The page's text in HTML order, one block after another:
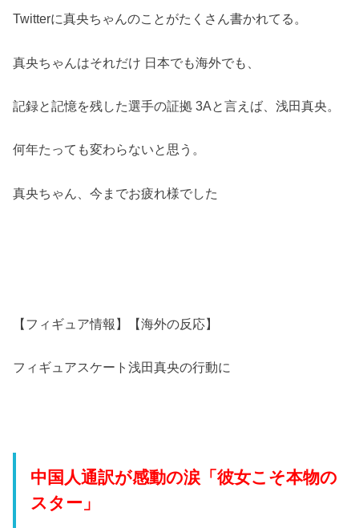
Twitterに真央ちゃんのことがたくさん書かれてる。
真央ちゃんはそれだけ 日本でも海外でも、
記録と記憶を残した選手の証拠 3Aと言えば、浅田真央。
何年たっても変わらないと思う。
真央ちゃん、今までお疲れ様でした
【フィギュア情報】【海外の反応】
フィギュアスケート浅田真央の行動に
中国人通訳が感動の涙「彼女こそ本物の
スター」